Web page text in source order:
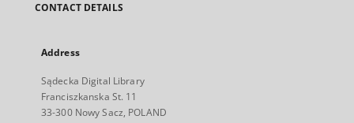
CONTACT DETAILS
Address
Sądecka Digital Library
Franciszkanska St. 11
33-300 Nowy Sacz, POLAND